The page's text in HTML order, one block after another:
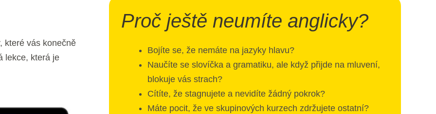
které vás konečně
lekce, která je
Proč ještě neumíte anglicky?
Bojíte se, že nemáte na jazyky hlavu?
Naučíte se slovíčka a gramatiku, ale když přijde na mluvení,
blokuje vás strach?
Cítíte, že stagnujete a nevidíte žádný pokrok?
Máte pocit, že ve skupinových kurzech zdržujete ostatní?